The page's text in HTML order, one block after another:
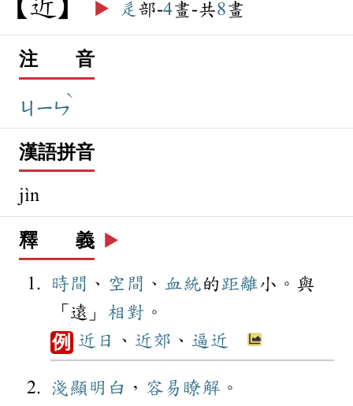
近 ▶️ 辵 部-4畫-共8畫
注 音
ㄐㄧㄣ
ˋ
漢語拼音
jìn
釋 義 ▶️
時間 、 空間 、 血統的距離小。與
「遠」 相對 。
例 近日 、 近郊 、 逼近
淺顯 明白 ， 容易 瞭解 。